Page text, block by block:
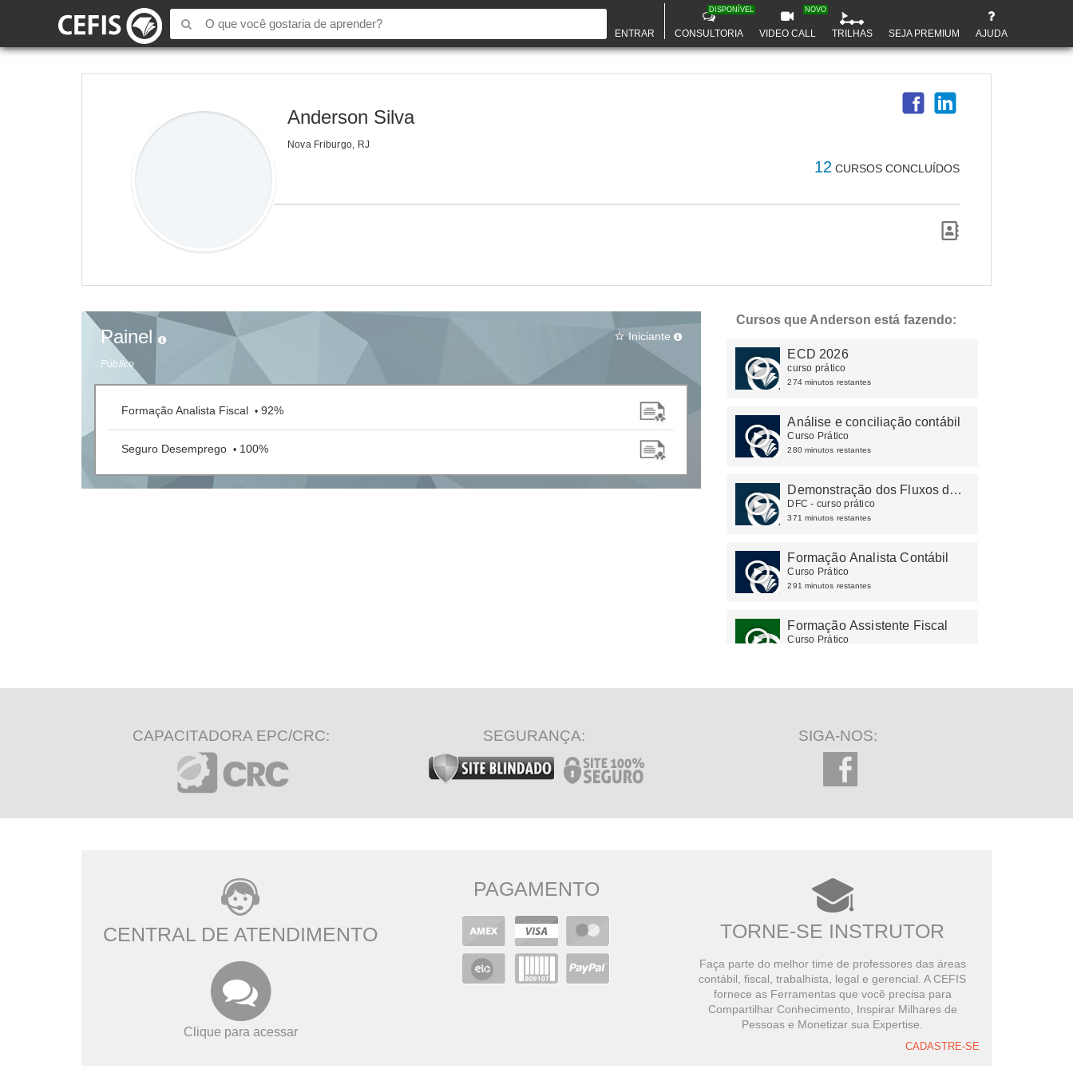
ENTRAR CONSULTORIA
DISPONÍVEL
VIDEO CALL
NOVO
TRILHAS SEJA PREMIUM AJUDA
Anderson Silva
Nova Friburgo, RJ
12 CURSOS CONCLUÍDOS
Painel
Público
star_border Iniciante
Formação Analista Fiscal • 92%
Seguro Desemprego • 100%
Cursos que Anderson está fazendo:
ECD 2026
curso prático
274 minutos restantes
Análise e conciliação contábil
Curso Prático
280 minutos restantes
Demonstração dos Fluxos de
Caixa
DFC - curso prático
371 minutos restantes
Formação Analista Contábil
Curso Prático
291 minutos restantes
Formação Assistente Fiscal
Curso Prático
CAPACITADORA EPC/CRC: SEGURANÇA: SIGA-NOS:
CENTRAL DE ATENDIMENTO
Clique para acessar
PAGAMENTO
TORNE-SE INSTRUTOR
Faça parte do melhor time de professores das áreas
contábil, fiscal, trabalhista, legal e gerencial. A CEFIS
fornece as Ferramentas que você precisa para
Compartilhar Conhecimento, Inspirar Milhares de
Pessoas e Monetizar sua Expertise.
CADASTRE-SE